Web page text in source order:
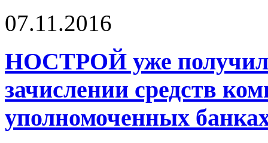
07.11.2016
НОСТРОЙ уже получил
зачислении средств
уполномоченных